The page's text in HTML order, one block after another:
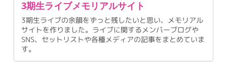
3期生ライブメモリアルサイト
3期生ライブの余韻をずっと残したいと思い、メモリアル
サイトを作りました。ライブに関するメンバーブログや
SNS、セットリストや各種メディアの記事をまとめていま
す。